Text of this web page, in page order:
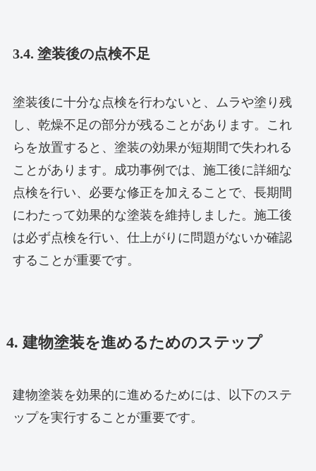
3.4. 塗装後の点検不足
塗装後に十分な点検を行わないと、ムラや塗り残
し、乾燥不足の部分が残ることがあります。これ
らを放置すると、塗装の効果が短期間で失われる
ことがあります。成功事例では、施工後に詳細な
点検を行い、必要な修正を加えることで、長期間
にわたって効果的な塗装を維持しました。施工後
は必ず点検を行い、仕上がりに問題がないか確認
することが重要です。
4. 建物塗装を進めるためのステップ
建物塗装を効果的に進めるためには、以下のステ
ップを実行することが重要です。